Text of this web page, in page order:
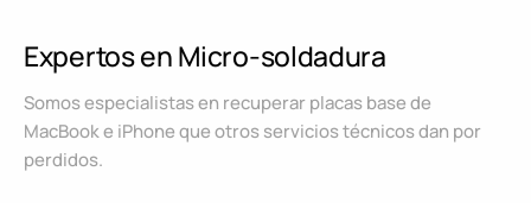
Expertos en Micro-soldadura
Somos especialistas en recuperar placas base de
MacBook e iPhone que otros servicios técnicos dan por
perdidos.